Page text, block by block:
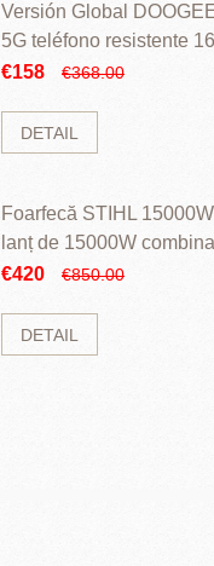
Versión Global
5G teléfono resistente
ROM Mediatek
€158 €368.00
DETAIL
Foarfecă STIHL
lanț de 15000W
perii și baterie cu li
€420 €850.00
DETAIL